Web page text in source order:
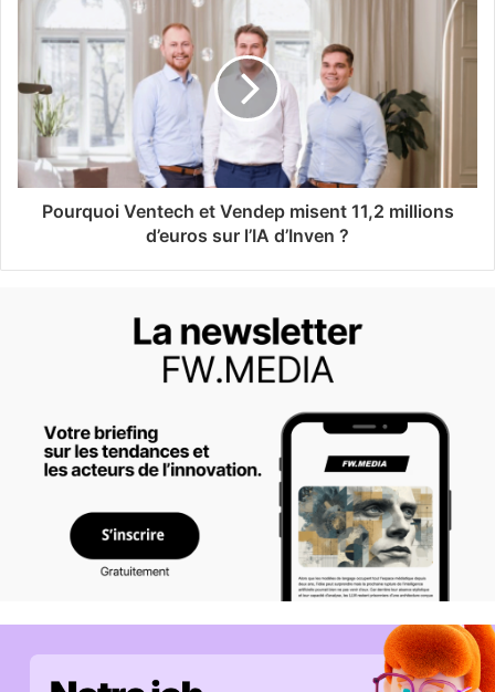
Pourquoi Ventech et Vendep misent 11,2 millions
d’euros sur l’IA d’Inven ?